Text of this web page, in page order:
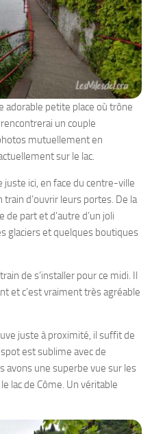
adorable petite place où trône
un couple
mutuellement en
sur le lac.
juste ici, en face du centre-ville
d’ouvrir leurs portes. De la
de part et d’autre d’un joli
glaciers et quelques boutiques
de s’installer pour ce midi. Il
et c’est vraiment très agréable
juste à proximité, il suffit de
est sublime avec de
avons une superbe vue sur les
lac de Côme. Un véritable